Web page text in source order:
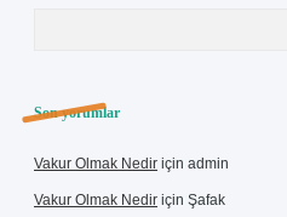
Son yorumlar
Vakur Olmak Nedir için admin
Vakur Olmak Nedir için Şafak